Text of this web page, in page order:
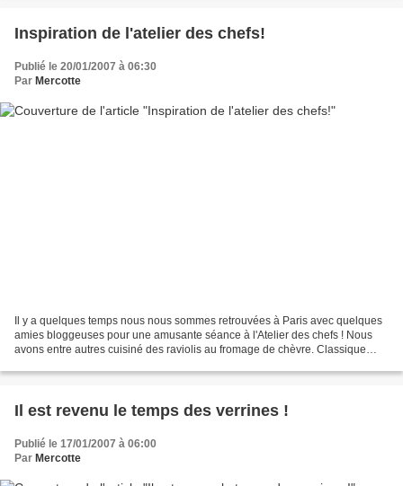
Inspiration de l'atelier des chefs!
Publié le 20/01/2007 à 06:30
Par Mercotte
Il y a quelques temps nous nous sommes retrouvées à Paris avec quelques
amies bloggeuses pour une amusante séance à l'Atelier des chefs ! Nous
avons entre autres cuisiné des raviolis au fromage de chèvre. Classique
Il est revenu le temps des verrines !
Publié le 17/01/2007 à 06:00
Par Mercotte